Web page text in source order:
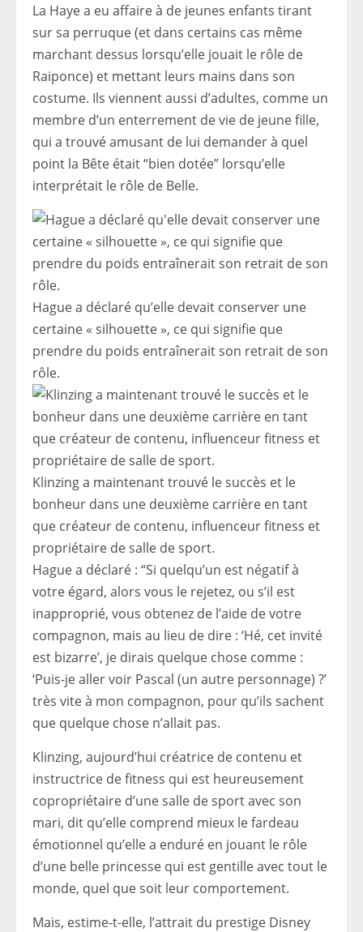
La Haye a eu affaire à de jeunes enfants tirant
sur sa perruque (et dans certains cas même
marchant dessus lorsqu’elle jouait le rôle de
Raiponce) et mettant leurs mains dans son
costume. Ils viennent aussi d’adultes, comme un
membre d’un enterrement de vie de jeune fille,
qui a trouvé amusant de lui demander à quel
point la Bête était “bien dotée” lorsqu’elle
interprétait le rôle de Belle.
Hague a déclaré qu’elle devait conserver une
certaine « silhouette », ce qui signifie que
prendre du poids entraînerait son retrait de son
rôle.
Klinzing a maintenant trouvé le succès et le
bonheur dans une deuxième carrière en tant
que créateur de contenu, influenceur fitness et
propriétaire de salle de sport.
Hague a déclaré : “Si quelqu’un est négatif à
votre égard, alors vous le rejetez, ou s’il est
inapproprié, vous obtenez de l’aide de votre
compagnon, mais au lieu de dire : ‘Hé, cet invité
est bizarre’, je dirais quelque chose comme :
‘Puis-je aller voir Pascal (un autre personnage) ?’
très vite à mon compagnon, pour qu’ils sachent
que quelque chose n’allait pas.
Klinzing, aujourd’hui créatrice de contenu et
instructrice de fitness qui est heureusement
copropriétaire d’une salle de sport avec son
mari, dit qu’elle comprend mieux le fardeau
émotionnel qu’elle a enduré en jouant le rôle
d’une belle princesse qui est gentille avec tout le
monde, quel que soit leur comportement.
Mais, estime-t-elle, l’attrait du prestige Disney